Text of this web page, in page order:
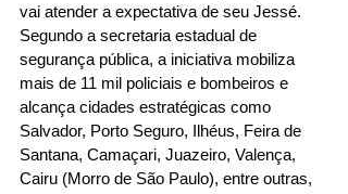
vai atender a expectativa de seu Jessé.
Segundo a secretaria estadual de
segurança pública, a iniciativa mobiliza
mais de 11 mil policiais e bombeiros e
alcança cidades estratégicas como
Salvador, Porto Seguro, Ilhéus, Feira de
Santana, Camaçari, Juazeiro, Valença,
Cairu (Morro de São Paulo), entre outras,